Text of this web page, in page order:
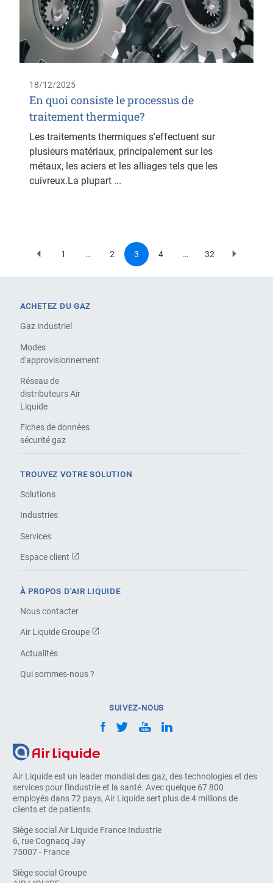
18/12/2025
En quoi consiste le processus de
traitement thermique?
Les traitements thermiques s'effectuent sur
plusieurs matériaux, principalement sur les
métaux, les aciers et les alliages tels que les
cuivreux.La plupart ...
Pagination
PreviousFirst
1 … Page
2
Current
page
3 Page
4 …
Last
32
Page
Air Liquide est un leader mondial des gaz, des technologies et des
services pour l'industrie et la santé. Avec quelque 67 800
employés dans 72 pays, Air Liquide sert plus de 4 millions de
clients et de patients.
Siège social Air Liquide France Industrie
6, rue Cognacq Jay
75007 - France
Siège social Groupe
ACHETEZ DU GAZ
Gaz industriel
Modes
d'approvisionnement
Réseau de
distributeurs Air
Liquide
Fiches de données
sécurité gaz
TROUVEZ VOTRE SOLUTION
Solutions
Industries
Services
Espace client
À PROPOS D'AIR LIQUIDE
Nous contacter
Air Liquide Groupe
Actualités
Qui sommes-nous ?
SUIVEZ-NOUS